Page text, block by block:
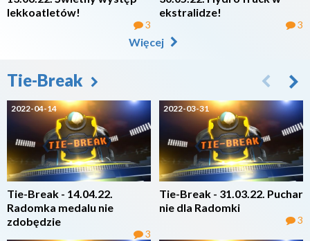
lekkoatletów!
3
ekstralidze!
3
Więcej
Tie-Break
2022-04-14
Tie-Break - 14.04.22.
Radomka medalu nie
zdobędzie
3
2022-03-31
Tie-Break - 31.03.22. Puchar
nie dla Radomki
3